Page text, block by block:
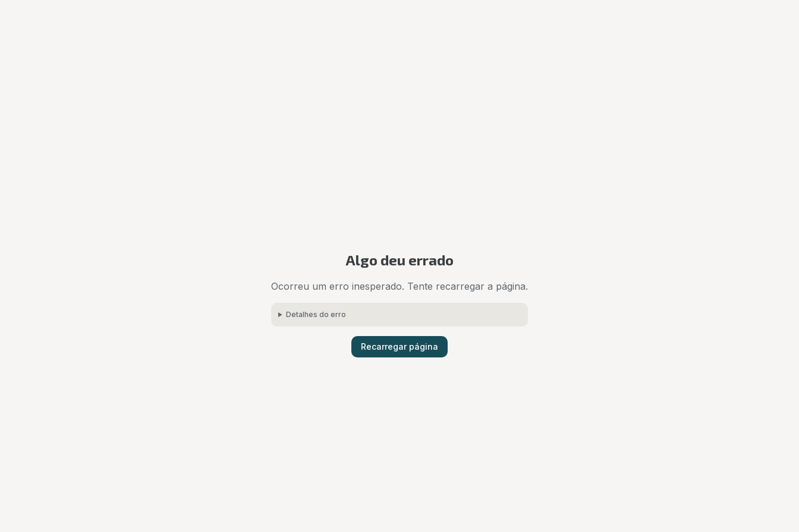
Algo deu errado
Ocorreu um erro inesperado. Tente recarregar a página.
Detalhes do erro
Recarregar página